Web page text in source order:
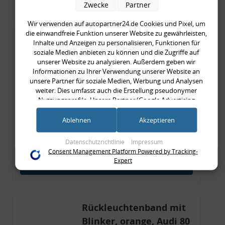
Zum Artikel
Rückleuchtenband mit
Blinker, rot, US-Ecken,
Audi 80 Cabrio, Typ 89,
OE-Nr.: 8G0945225 +
8G0945225C
999,99 €
999,99 € pro 1
Merkzettel
Zum Artikel
Rückleuchtenband mit
Blinker, orange, Audi 80
Wir verwenden auf autopartner24.de Cookies und Pixel, um
die einwandfreie Funktion unserer Website zu gewährleisten,
Inhalte und Anzeigen zu personalisieren, Funktionen für
soziale Medien anbieten zu können und die Zugriffe auf
unserer Website zu analysieren. Außerdem geben wir
Informationen zu Ihrer Verwendung unserer Website an
unsere Partner für soziale Medien, Werbung und Analysen
weiter. Dies umfasst auch die Erstellung pseudonymer
Nutzungsprofile. Unsere Partner (Google Advertising
Products) führen diese Informationen möglicherweise mit
weiteren Daten zusammen, die Sie ihnen bereitgestellt haben
im Rahmen Ihrer Nutzung der Dienste gesammelt haben
(bspw. Nutzungsdaten anderer Geräte). Ihre Einwilligung zur
Nutzung von Cookies und Pixeln können Sie jederzeit
widerrufen, indem Sie auf den Datenschutz-Button links
unten klicken und dort die entsprechenden Anpassungen
Zwecke der Datenverarbeitung durch unsere Partner:
Speichern von oder Zugriff auf Informationen auf einem Endgerät
Datenschutzrichtlinie Impressum
Zwecke Partner
Ablehnen Akzeptieren
Consent Management Platform Powered by Tracking-
Expert